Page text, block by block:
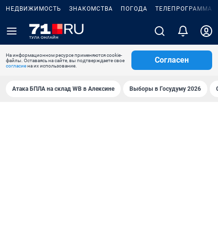
НЕДВИЖИМОСТЬ ЗНАКОМСТВА ПОГОДА ТЕЛЕПРОГРАММА
На информационном ресурсе применяются cookie-
файлы. Оставаясь на сайте, вы подтверждаете свое
согласиена их использование.
Согласен
Атака БПЛА на склад WB в Алексине Выборы в Госудуму 2026